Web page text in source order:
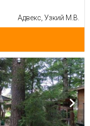
Адвекс, Узкий М.В.